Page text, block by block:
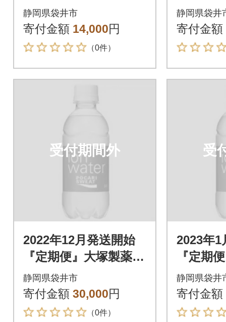
ウォーター 500ml×24
本
静岡県袋井市
寄付金額 14,000円
（0件）
ウォー
本
静岡県袋井
寄付金額
受付期間外
2022年12月発送開始
『定期便』大塚製薬の
イオンウォーター 300
ml×24本全3回
静岡県袋井市
寄付金額 30,000円
（0件）
受
2023年1
『定期
イオン
ml×24本
静岡県袋井
寄付金額